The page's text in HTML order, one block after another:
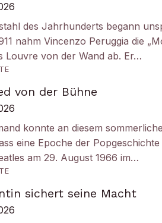
des Jahrhunderts begann
nahm Vincenzo Peruggia die
Louvre von der Wand ab. Er…
von der Bühne
konnte an diesem
eine Epoche der
am 29. August 1966 im…
sichert seine Macht